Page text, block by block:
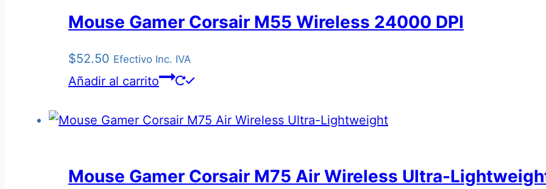
Mouse Gamer Corsair M55 Wireless 24000 DPI
$52.50 Efectivo Inc. IVA
Añadir al carrito
Mouse Gamer Corsair M75 Air Wireless Ultra-